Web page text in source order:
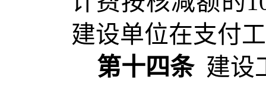
建设单位在支付
第十四条 建设